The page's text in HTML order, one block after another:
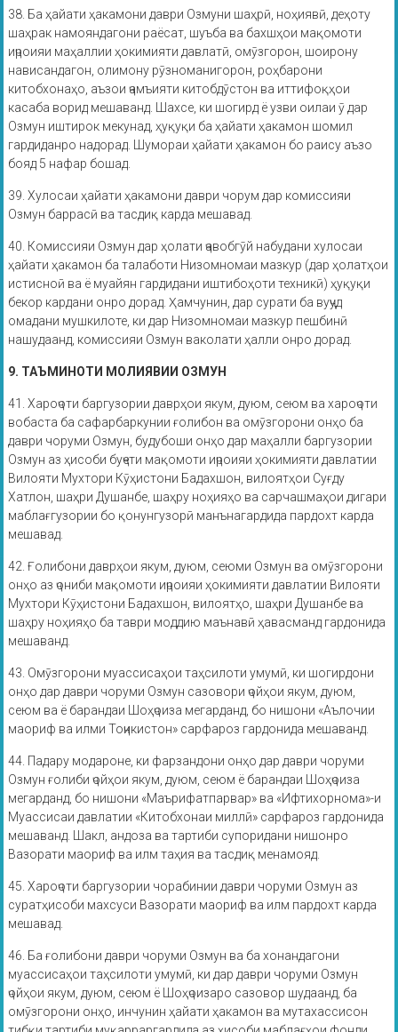
38. Ба ҳайати ҳакамони даври Озмуни шаҳрӣ, ноҳиявӣ, деҳоту
шаҳрак намояндагони раёсат, шуъба ва бахшҳои мақомоти
иҷроияи маҳаллии ҳокимияти давлатӣ, омӯзгорон, шоирону
нависандагон, олимону рӯзноманигорон, роҳбарони
китобхонаҳо, аъзои ҷамъияти китобдӯстон ва иттифоқҳои
касаба ворид мешаванд. Шахсе, ки шогирд ё узви оилаи ӯ дар
Озмун иштирок мекунад, ҳуқуқи ба ҳайати ҳакамон шомил
гардиданро надорад. Шумораи ҳайати ҳакамон бо раису аъзо
бояд 5 нафар бошад.
39. Хулосаи ҳайати ҳакамони даври чорум дар комиссияи
Озмун баррасӣ ва тасдиқ карда мешавад.
40. Комиссияи Озмун дар ҳолати ҷавобгӯй набудани хулосаи
ҳайати ҳакамон ба талаботи Низомномаи мазкур (дар ҳолатҳои
истисноӣ ва ё муайян гардидани иштибоҳоти техникӣ) ҳуқуқи
бекор кардани онро дорад. Ҳамчунин, дар сурати ба вуҷуд
омадани мушкилоте, ки дар Низомномаи мазкур пешбинӣ
нашудаанд, комиссияи Озмун ваколати ҳалли онро дорад.
9. ТАЪМИНОТИ МОЛИЯВИИ ОЗМУН
41. Хароҷоти баргузории даврҳои якум, дуюм, сеюм ва хароҷоти
вобаста ба сафарбаркунии ғолибон ва омӯзгорони онҳо ба
даври чоруми Озмун, будубоши онҳо дар маҳалли баргузории
Озмун аз ҳисоби буҷети мақомоти иҷроияи ҳокимияти давлатии
Вилояти Мухтори Кӯҳистони Бадахшон, вилоятҳои Суғду
Хатлон, шаҳри Душанбе, шаҳру ноҳияҳо ва сарчашмаҳои дигари
маблағгузории бо қонунгузорӣ манънагардида пардохт карда
мешавад.
42. Ғолибони даврҳои якум, дуюм, сеюми Озмун ва омӯзгорони
онҳо аз ҷониби мақомоти иҷроияи ҳокимияти давлатии Вилояти
Мухтори Кӯҳистони Бадахшон, вилоятҳо, шаҳри Душанбе ва
шаҳру ноҳияҳо ба таври моддию маънавӣ ҳавасманд гардонида
мешаванд.
43. Омӯзгорони муассисаҳои таҳсилоти умумӣ, ки шогирдони
онҳо дар даври чоруми Озмун сазовори ҷойҳои якум, дуюм,
сеюм ва ё барандаи Шоҳҷоиза мегарданд, бо нишони «Аълочии
маориф ва илми Тоҷикистон» сарфароз гардонида мешаванд.
44. Падару модароне, ки фарзандони онҳо дар даври чоруми
Озмун ғолиби ҷойҳои якум, дуюм, сеюм ё барандаи Шоҳҷоиза
мегарданд, бо нишони «Маърифатпарвар» ва «Ифтихорнома»-и
Муассисаи давлатии «Китобхонаи миллӣ» сарфароз гардонида
мешаванд. Шакл, андоза ва тартиби супоридани нишонро
Вазорати маориф ва илм таҳия ва тасдиқ менамояд.
45. Хароҷоти баргузории чорабинии даври чоруми Озмун аз
суратҳисоби махсуси Вазорати маориф ва илм пардохт карда
мешавад.
46. Ба ғолибони даври чоруми Озмун ва ба хонандагони
муассисаҳои таҳсилоти умумӣ, ки дар даври чоруми Озмун
ҷойҳои якум, дуюм, сеюм ё Шоҳҷоизаро сазовор шудаанд, ба
омӯзгорони онҳо, инчунин ҳайати ҳакамон ва мутахассисон